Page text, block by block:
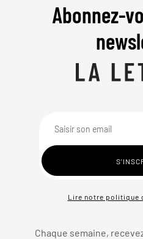
Abonnez-
Lire notre politique
Chaque semaine,